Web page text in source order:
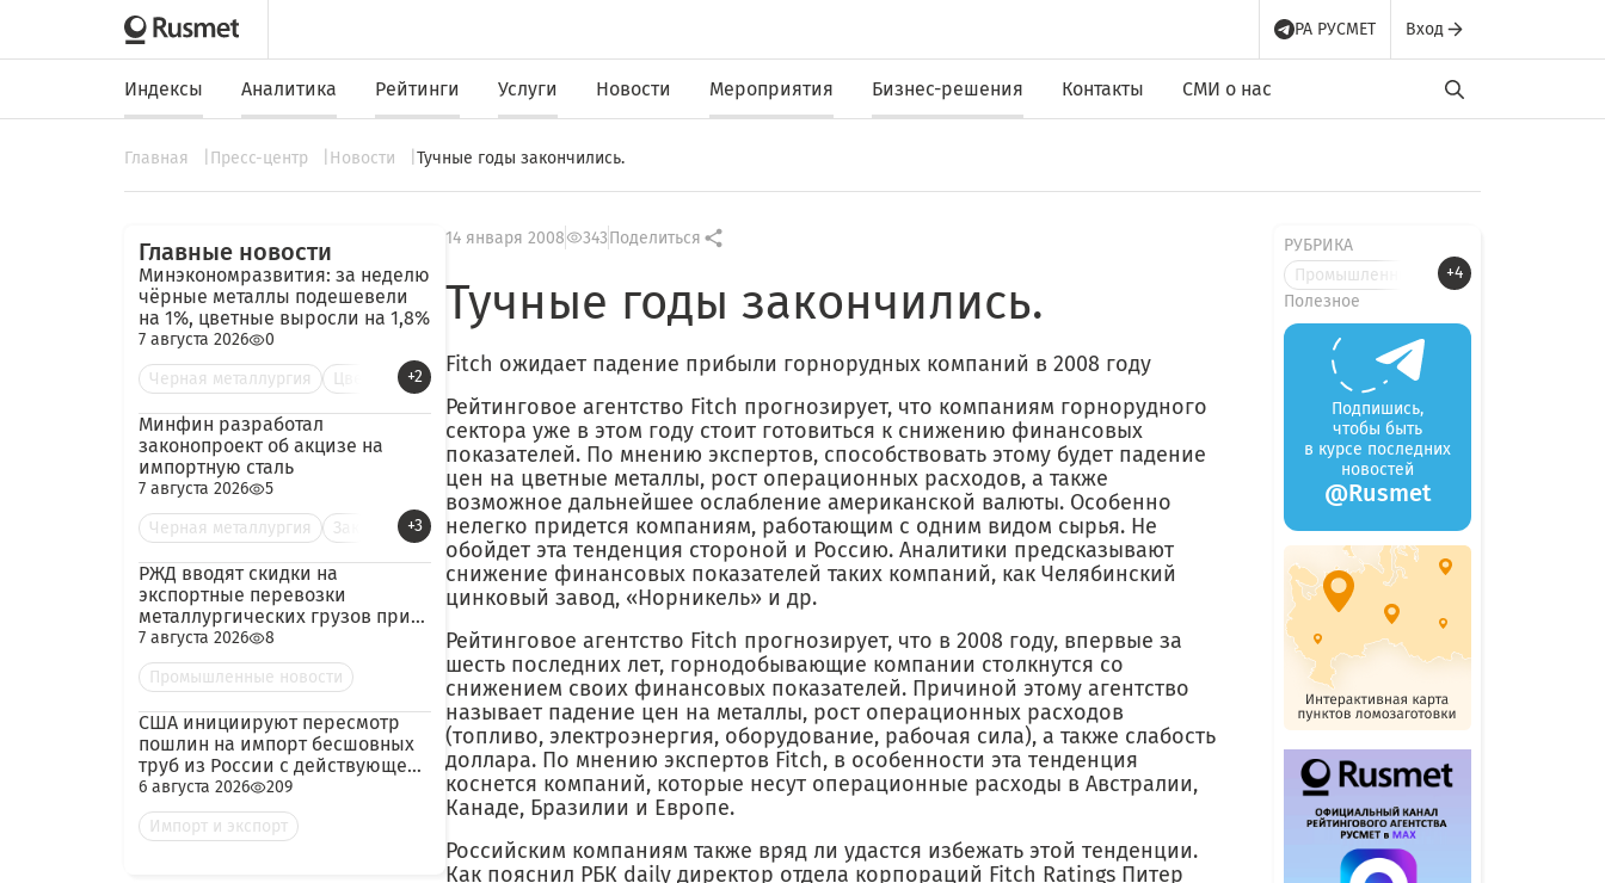
РА РУСМЕТ Вход
Индексы Аналитика Рейтинги Услуги Новости Мероприятия Бизнес-решения Контакты СМИ о нас
Главная Пресс-центр Новости Тучные годы закончились.
Главные новости
Минэкономразвития: за неделю
чёрные металлы подешевели
на 1%, цветные выросли на 1,8%
7 августа 2026
0
Черная металлургия
Цве +2
Минфин разработал
законопроект об акцизе на
импортную сталь
7 августа 2026
5
Черная металлургия
Зак +3
РЖД вводят скидки на
экспортные перевозки
металлургических грузов при
гарантированных объёмах
7 августа 2026
8
Промышленные новости
США инициируют пересмотр
пошлин на импорт бесшовных
труб из России с действующей
ставкой 209,72%
6 августа 2026
209
Импорт и экспорт
14 января 2008 343Поделиться
Тучные годы закончились.
Fitch ожидает падение прибыли горнорудных компаний в 2008 году
Рейтинговое агентство Fitch прогнозирует, что компаниям горнорудного
сектора уже в этом году стоит готовиться к снижению финансовых
показателей. По мнению экспертов, способствовать этому будет падение
цен на цветные металлы, рост операционных расходов, а также
возможное дальнейшее ослабление американской валюты. Особенно
нелегко придется компаниям, работающим с одним видом сырья. Не
обойдет эта тенденция стороной и Россию. Аналитики предсказывают
снижение финансовых показателей таких компаний, как Челябинский
цинковый завод, «Норникель» и др.
Рейтинговое агентство Fitch прогнозирует, что в 2008 году, впервые за
шесть последних лет, горнодобывающие компании столкнутся со
снижением своих финансовых показателей. Причиной этому агентство
называет падение цен на металлы, рост операционных расходов
(топливо, электроэнергия, оборудование, рабочая сила), а также слабость
доллара. По мнению экспертов Fitch, в особенности эта тенденция
коснется компаний, которые несут операционные расходы в Австралии,
Канаде, Бразилии и Европе.
Российским компаниям также вряд ли удастся избежать этой тенденции.
Как пояснил РБК daily директор отдела корпораций Fitch Ratings Питер
РУБРИКА
Промышленные новости
+4
Полезное
Подпишись,
чтобы быть
в курсе последних
новостей
@Rusmet